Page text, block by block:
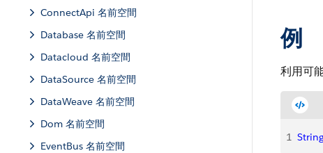
ConnectApi 名前空間
Database 名前空間
Datacloud 名前空間
DataSource 名前空間
DataWeave 名前空間
Dom 名前空間
EventBus 名前空間
例
利用可
1